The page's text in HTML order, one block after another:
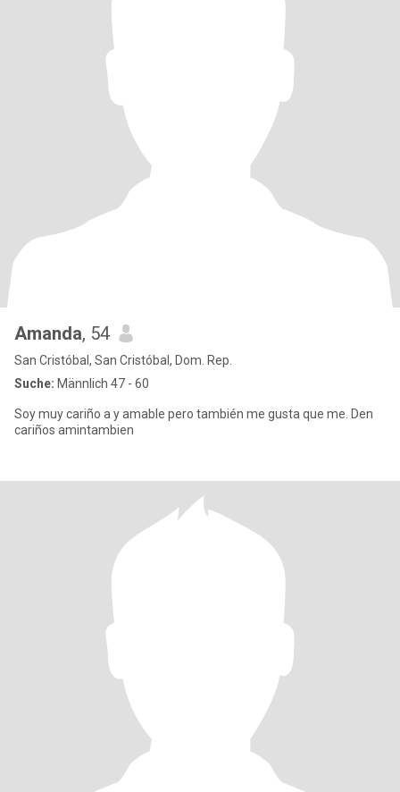
Amanda, 54
San Cristóbal, San Cristóbal, Dom. Rep.
Suche: Männlich 47 - 60
Soy muy cariño a y amable pero también me gusta que me. Den
cariños amintambien